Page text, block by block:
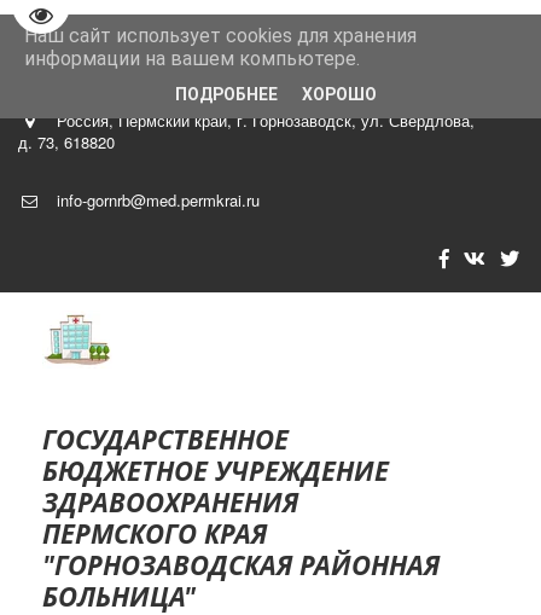
Перейти на версию для слабовидящих
8 (34269)4-29-40 главный врач Роман Владимир Тарасови
ч
Россия,Пермский край, г. Горнозаводск,ул. Свердлова,
д. 73, 618820
info-gornrb@med.permkrai.ru
ГОСУДА­­РСТВЕННОЕ
БЮДЖЕТНОЕ УЧРЕЖДЕНИЕ
ЗДР­­АВООХРАНЕНИЯ
ПЕРМСКОГО КРАЯ
"ГОРНОЗАВОДСКАЯ РАЙОННАЯ
БОЛ­­­­ЬНИЦА"
Наш сайт использует cookies для хранения
информации на вашем компьютере.
ПОДРОБНЕЕ ХОРОШО